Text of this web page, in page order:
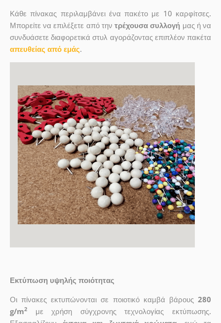
Κάθε πίνακας περιλαμβάνει ένα πακέτο με 10 καρφίτσες.
Μπορείτε να επιλέξετε από τηντρέχουσα συλλογή μας ή να
συνδυάσετε διαφορετικά στυλ αγοράζοντας επιπλέον πακέτα
απευθείας από εμάς.
Εκτύπωση υψηλής ποιότητας
Οι πίνακες εκτυπώνονται σε ποιοτικό καμβά βάρους280
g/m2με χρήση σύγχρονης τεχνολογίας εκτύπωσης.